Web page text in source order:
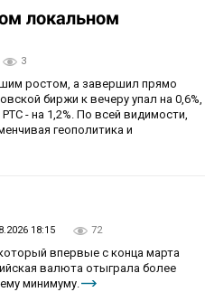
локальном
3
ростом, а завершил прямо
биржи к вечеру упал на 0,6%,
- на 1,2%. По всей видимости,
геополитика и
18:15 72
впервые с конца марта
валюта отыграла более
минимуму.